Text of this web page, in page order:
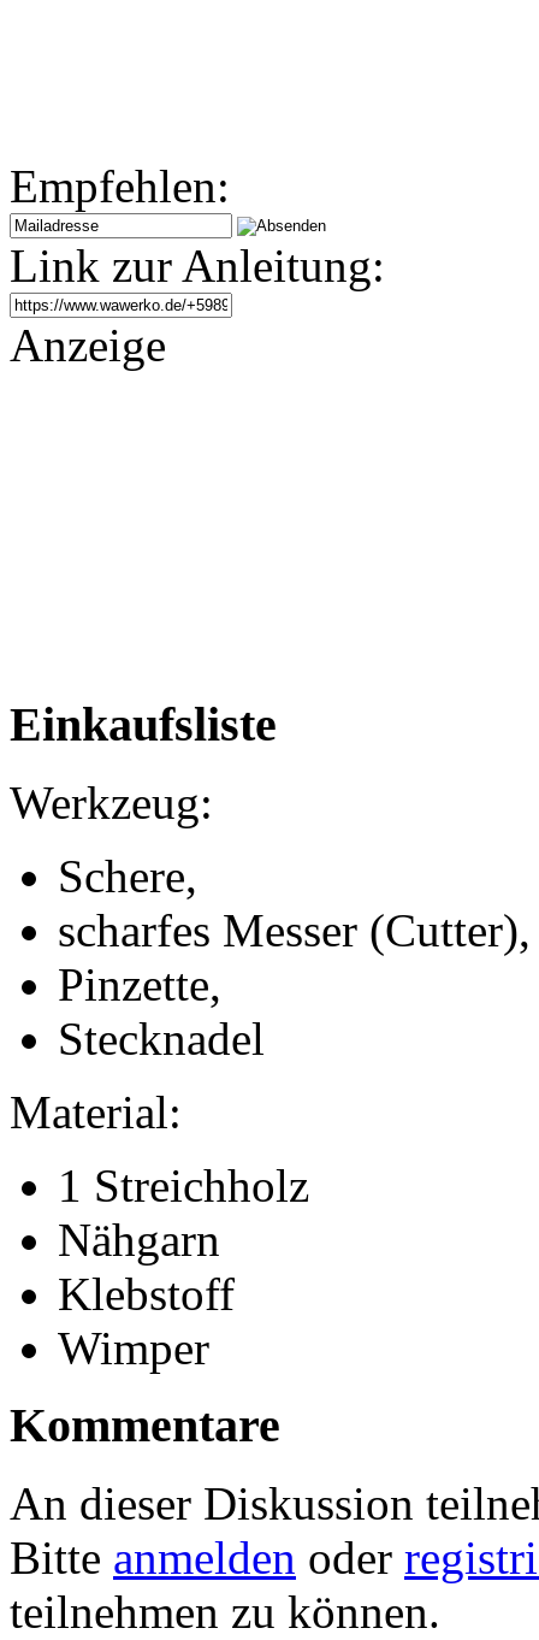
Empfehlen:
Link zur Anleitung:
Anzeige
Einkaufsliste
Werkzeug:
Schere,
scharfes Messer (Cutter),
Pinzette,
Stecknadel
Material:
1 Streichholz
Nähgarn
Klebstoff
Wimper
Kommentare
An dieser Diskussion
Bitte anmelden oder
teilnehmen zu können.